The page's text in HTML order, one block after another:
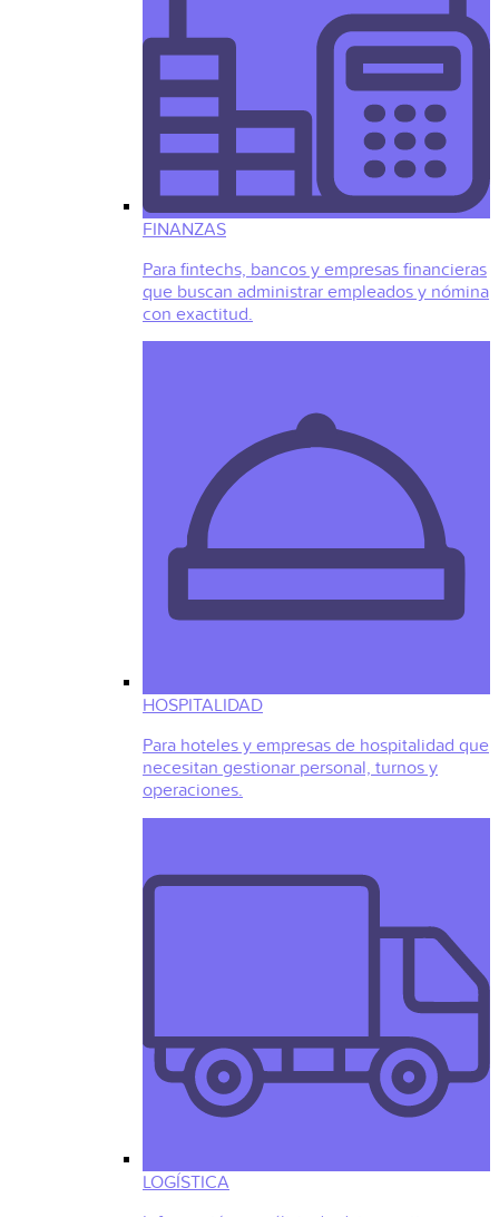
FINANZAS
Para fintechs, bancos y empresas financieras
que buscan administrar empleados y nómina
con exactitud.
HOSPITALIDAD
Para hoteles y empresas de hospitalidad que
necesitan gestionar personal, turnos y
operaciones.
LOGÍSTICA